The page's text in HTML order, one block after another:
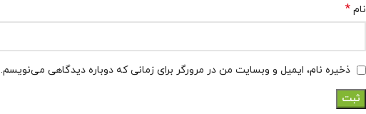
نام *
ذخیره نام، ایمیل و وبسایت من در مرورگر برای زمانی که دوباره دیدگاهی می‌نویسم.